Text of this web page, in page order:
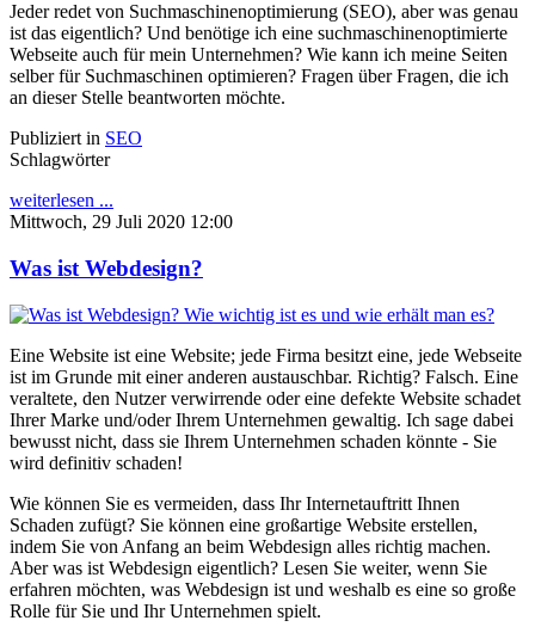
Jeder redet von Suchmaschinenoptimierung (SEO), aber was genau
ist das eigentlich? Und benötige ich eine suchmaschinenoptimierte
Webseite auch für mein Unternehmen? Wie kann ich meine Seiten
selber für Suchmaschinen optimieren? Fragen über Fragen, die ich
an dieser Stelle beantworten möchte.
Publiziert in SEO
Schlagwörter
weiterlesen ...
Mittwoch, 29 Juli 2020 12:00
Was ist Webdesign?
Eine Website ist eine Website; jede Firma besitzt eine, jede Webseite
ist im Grunde mit einer anderen austauschbar. Richtig? Falsch. Eine
veraltete, den Nutzer verwirrende oder eine defekte Website schadet
Ihrer Marke und/oder Ihrem Unternehmen gewaltig. Ich sage dabei
bewusst nicht, dass sie Ihrem Unternehmen schaden könnte - Sie
wird definitiv schaden!
Wie können Sie es vermeiden, dass Ihr Internetauftritt Ihnen
Schaden zufügt? Sie können eine großartige Website erstellen,
indem Sie von Anfang an beim Webdesign alles richtig machen.
Aber was ist Webdesign eigentlich? Lesen Sie weiter, wenn Sie
erfahren möchten, was Webdesign ist und weshalb es eine so große
Rolle für Sie und Ihr Unternehmen spielt.